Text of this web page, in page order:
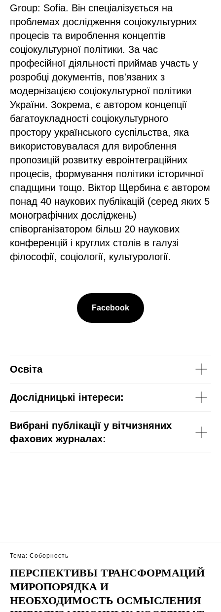
Group: Sofia. Він спеціалізується на
проблемах дослідження соціокультурних
процесів та вироблення концептів
соціокультурної політики. За час
професійної діяльності приймав участь у
розробці документів, пов'язаних з
модернізацією соціокультурної політики
України. Зокрема, є автором концепції
багатоукладності соціокультурного
простору українського суспільства, яка
використовувалася для вироблення
пропозицій розвитку евроінтеграційних
процесів, формування політики історичної
спадщини тощо. Віктор Щербина є автором
понад 40 наукових публікацій (серед яких 5
монографічних досліджень)
співорганізатором більш 20 наукових
конференцій і круглих столів в галузі
філософії, соціології, культурології.
Facebook
Освіта
Дослідницькі інтереси:
Вибрані публікації у вітчизняних
фахових журналах:
Тема: Соборность
ПЕРСПЕКТИВЫ ТРАНСФОРМАЦИЙ
МИРОПОРЯДКА И
НЕОБХОДИМОСТЬ ОСМЫСЛЕНИЯ